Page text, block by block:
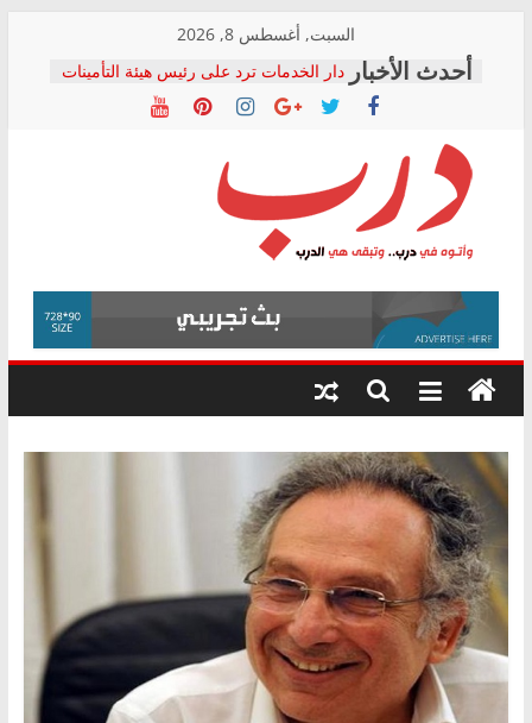
content
السبت, أغسطس 8, 2026
دار الخدمات ترد على رئيس هيئة التأمينات
بعد مؤتمره الصحفي: إنكار الأزمة لا ينهي
معاناة أصحاب المعاشات.. ونطالب بكشف
فرحات سليمان يكتب: القطاع الصحي إلى
أين؟
حزب التحالف الشعبي يطلق لجنة “الحق
في الصحة” بالإسكندرية لرصد الانتهاكات
ودعم المرضى
الوزاري لمدينة الصحفيين.. وانتهاء أعمال
إنشاء المبنى الإداري
المجلس القومي لحقوق الإنسان يعلن
متابعة قضية الدكتور محمد زهران.. ويؤكد:
قرينة البراءة وضمانات المحاكمة العادلة
درب
وأتوه
درب..
وتبقى
هي